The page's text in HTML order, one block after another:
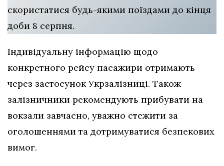
скористатися будь-якими поїздами до кінця
доби 8 серпня.
Індивідуальну інформацію щодо
конкретного рейсу пасажири отримають
через застосунок Укрзалізниці. Також
залізничники рекомендують прибувати на
вокзали завчасно, уважно стежити за
оголошеннями та дотримуватися безпекових
вимог.